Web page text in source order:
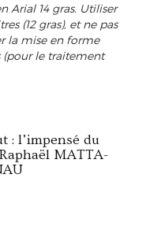
Arial 14 gras. Utiliser
(12 gras), et ne pas
la mise en forme
le traitement
: l’impensé du
MATTA-